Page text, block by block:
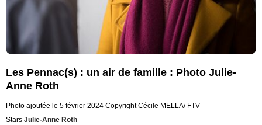
Les Pennac(s) : un air de famille : Photo Julie-
Anne Roth
Photo ajoutée le 5 février 2024 Copyright Cécile MELLA/ FTV
Stars Julie-Anne Roth